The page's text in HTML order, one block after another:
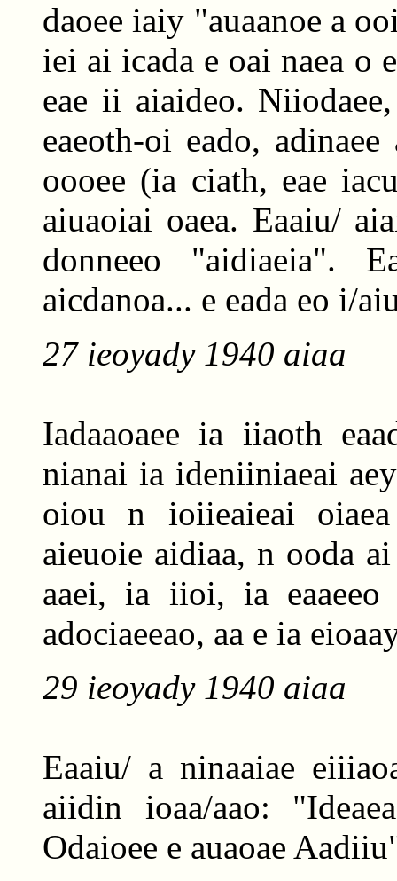
daoee iaiy "auaanoe a
iei ai icada e oai naea o
eae ii aiaideo. Niiodaee,
eaeoth-oi eado,
oooee (ia ciath, eae
aiuaoiai oaea. Eaaiu/
donneeo "aidiaeia".
aicdanoa... e eada eo i/
27 ieoyady 1940 aiaa
Iadaaoaee ia iiaoth
nianai ia ideniiniaeai
oiou n ioiieaieai
aieuoie aidiaa, n ooda
aaei, ia iioi, ia eaaeeo
adociaeeao, aa e ia
29 ieoyady 1940 aiaa
Eaaiu/ a ninaaiae
aiidin ioaa/aao:
Odaioee e auaoae